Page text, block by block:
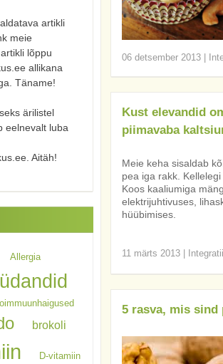
06 detsember 2013
Kust elevandid
piimavaba
Meie keha sisaldab
pea iga rakk.
Koos kaaliumiga
elektrijuhtivuses,
hüübimises.
11 märts 2013
5 rasva, mis sind
artikli
meie
lõppu
allikana
Täname!
ärilistel
eelnevalt luba
Aitäh!
Allergia
brokoli
D-vitamiin